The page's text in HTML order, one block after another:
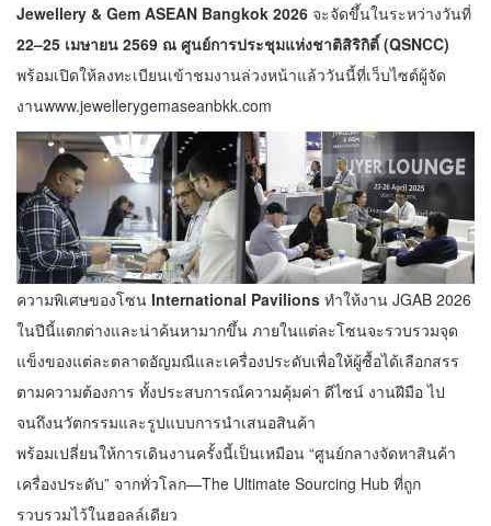
Jewellery & Gem ASEAN Bangkok 2026 จะจัดขึ้นในระหว่างวันที่
22–25 เมษายน 2569 ณ ศูนย์การประชุมแห่งชาติสิริกิติ์ (QSNCC)
พร้อมเปิดให้ลงทะเบียนเข้าชมงานล่วงหน้าแล้ววันนี้ที่เว็บไซต์ผู้จัด
งานwww.jewellerygemaseanbkk.com
ความพิเศษของโซน International Pavilions ทำให้งาน JGAB 2026
ในปีนี้แตกต่างและน่าค้นหามากขึ้น ภายในแต่ละโซนจะรวบรวมจุด
แข็งของแต่ละตลาดอัญมณีและเครื่องประดับเพื่อให้ผู้ซื้อได้เลือกสรร
ตามความต้องการ ทั้งประสบการณ์ความคุ้มค่า ดีไซน์ งานฝีมือ ไป
จนถึงนวัตกรรมและรูปแบบการนำเสนอสินค้า
พร้อมเปลี่ยนให้การเดินงานครั้งนี้เป็นเหมือน “ศูนย์กลางจัดหาสินค้า
เครื่องประดับ” จากทั่วโลก—The Ultimate Sourcing Hub ที่ถูก
รวบรวมไว้ในฮอลล์เดียว